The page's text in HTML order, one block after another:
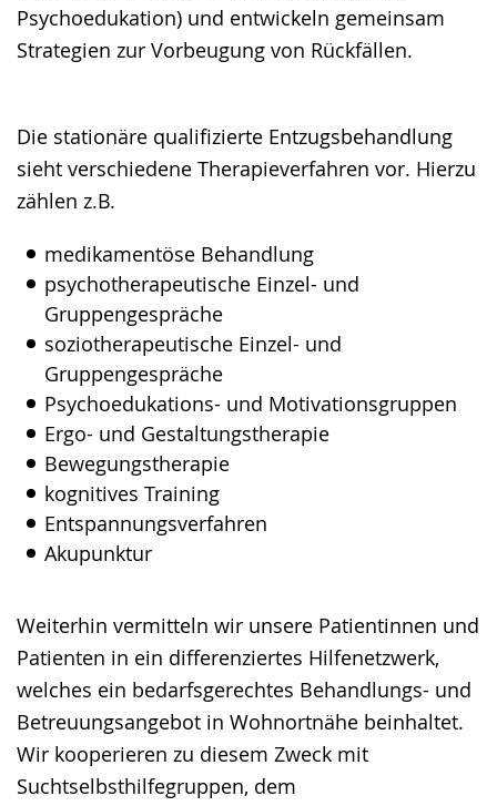
Psychoedukation) und entwickeln gemeinsam
Strategien zur Vorbeugung von Rückfällen.
Die stationäre qualifizierte Entzugsbehandlung
sieht verschiedene Therapieverfahren vor. Hierzu
zählen z.B.
medikamentöse Behandlung
psychotherapeutische Einzel- und
Gruppengespräche
soziotherapeutische Einzel- und
Gruppengespräche
Psychoedukations- und Motivationsgruppen
Ergo- und Gestaltungstherapie
Bewegungstherapie
kognitives Training
Entspannungsverfahren
Akupunktur
Weiterhin vermitteln wir unsere Patientinnen und
Patienten in ein differenziertes Hilfenetzwerk,
welches ein bedarfsgerechtes Behandlungs- und
Betreuungsangebot in Wohnortnähe beinhaltet.
Wir kooperieren zu diesem Zweck mit
Suchtselbsthilfegruppen, dem